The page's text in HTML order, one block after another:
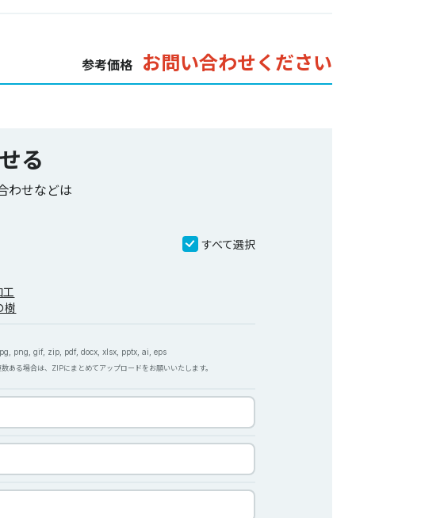
参考価格 お問い合わせください
る
わせなどは
すべて選択
工
樹
png, gif, zip, pdf, docx, xlsx, pptx, ai, eps
ある場合は、ZIPにまとめてアップロードをお願いいたします。